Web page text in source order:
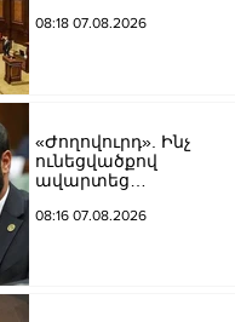
08:18 07.08.2026
«Ժողովուրդ». Ինչ
ունեցվածքով
ավարտեց
գործունեությունը Հայկ
08:16 07.08.2026